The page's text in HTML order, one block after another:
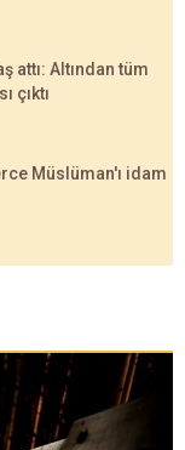
attı: Altından tüm
çıktı
Müslüman'ı idam